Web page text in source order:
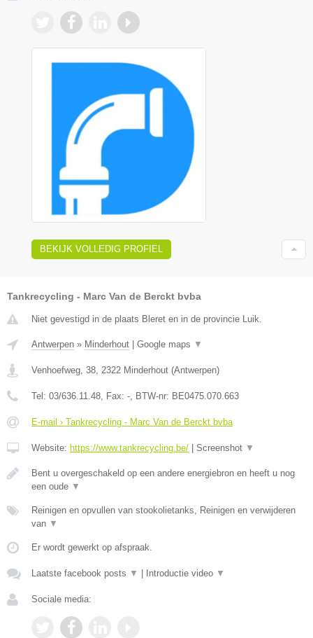
BEKIJK VOLLEDIG PROFIEL
Tankrecycling - Marc Van de Berckt bvba
Niet gevestigd in de plaats Bleret en in de provincie Luik.
Antwerpen » Minderhout | Google maps ▼
Venhoefweg, 38 2322 Minderhout (Antwerpen)
Tel: 03/636.11.48 , Fax: - , BTW-nr: BE0475.070.663
E-mail › Tankrecycling - Marc Van de Berckt bvba
Website: https://www.tankrecycling.be/ | Screenshot ▼
Bent u overgeschakeld op een andere energiebron en heeft u nog
een oude ▼
Reinigen en opvullen van stookolietanks, Reinigen en verwijderen
van ▼
Er wordt gewerkt op afspraak.
Laatste facebook posts ▼ | Introductie video ▼
Sociale media: